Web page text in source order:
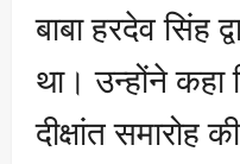
बाबा हरदेव सिंह
था। उन्होंने कहा
दीक्षांत समारोह